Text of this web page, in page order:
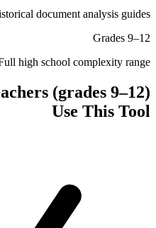
document analysis guides
Grades 9–12
high school complexity range
(grades 9–12)
Use This Tool